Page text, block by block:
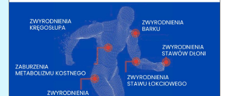
terapii leczenia zimnem wyłączone są
osoby cierpiące m.in. na choroby układu
krwionośnego, nieleczone nadciśnienie,
niedokrwistość, miażdżyca, przebyty zawał
serca, niedoczynność tarczycy czy mające
kłopoty z nadmierną potliwością, dzieci